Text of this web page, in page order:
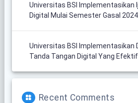
Universitas BSI Implementasikan
Digital Mulai Semester Gasal
Universitas BSI Implementasikan
Tanda Tangan Digital Yang
Recent Comments